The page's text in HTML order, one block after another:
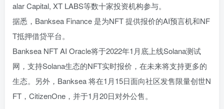
alar Capital, XT LABS等数十家投资机构参与。
据悉，Banksea Finance 是为NFT 提供报价的AI预言机和NF
T抵押借贷平台。
Banksea NFT AI Oracle将于2022年1月底上线Solana测试
网，支持Solana生态的NFT实时报价，在未来将支持更多的
生态。另外，Banksea 将在1月15日面向社区发售限量创世N
FT，CitizenOne，并于1月20日对外公售。